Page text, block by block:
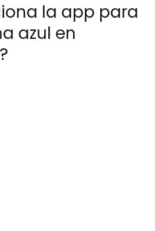
la app para
azul en